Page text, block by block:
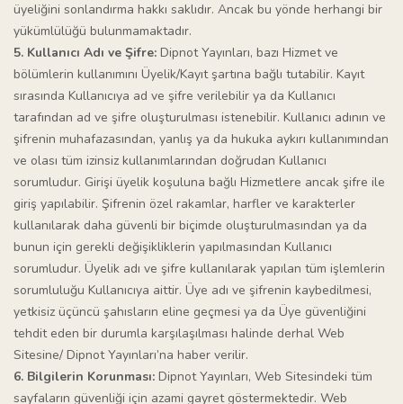
üyeliğini sonlandırma hakkı saklıdır. Ancak bu yönde herhangi bir
yükümlülüğü bulunmamaktadır.
5. Kullanıcı Adı ve Şifre: Dipnot Yayınları, bazı Hizmet ve
bölümlerin kullanımını Üyelik/Kayıt şartına bağlı tutabilir. Kayıt
sırasında Kullanıcıya ad ve şifre verilebilir ya da Kullanıcı
tarafından ad ve şifre oluşturulması istenebilir. Kullanıcı adının ve
şifrenin muhafazasından, yanlış ya da hukuka aykırı kullanımından
ve olası tüm izinsiz kullanımlarından doğrudan Kullanıcı
sorumludur. Girişi üyelik koşuluna bağlı Hizmetlere ancak şifre ile
giriş yapılabilir. Şifrenin özel rakamlar, harfler ve karakterler
kullanılarak daha güvenli bir biçimde oluşturulmasından ya da
bunun için gerekli değişikliklerin yapılmasından Kullanıcı
sorumludur. Üyelik adı ve şifre kullanılarak yapılan tüm işlemlerin
sorumluluğu Kullanıcıya aittir. Üye adı ve şifrenin kaybedilmesi,
yetkisiz üçüncü şahısların eline geçmesi ya da Üye güvenliğini
tehdit eden bir durumla karşılaşılması halinde derhal Web
Sitesine/ Dipnot Yayınları’na haber verilir.
6. Bilgilerin Korunması: Dipnot Yayınları, Web Sitesindeki tüm
sayfaların güvenliği için azami gayret göstermektedir. Web